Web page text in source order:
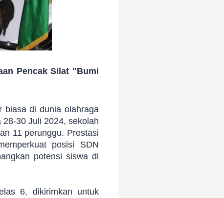
Pencak Silat "Bumi
biasa di dunia olahraga
30 Juli 2024, sekolah
11 perunggu. Prestasi
posisi SDN
potensi siswa di
6, dikirimkan untuk